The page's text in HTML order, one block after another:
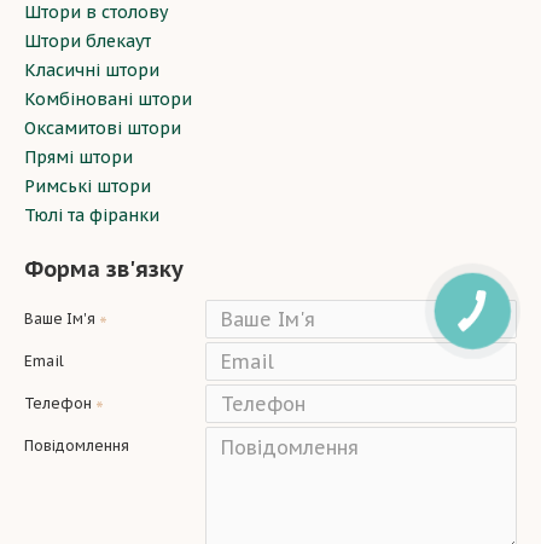
Штори в столову
Штори блекаут
Класичні штори
Комбіновані штори
Оксамитові штори
Прямі штори
Римські штори
Тюлі та фіранки
Форма зв'язку
Ваше Ім'я
Email
Телефон
Повідомлення